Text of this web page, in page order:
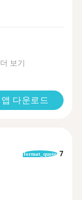
더 보기
앱 다운로드
format_quote 7